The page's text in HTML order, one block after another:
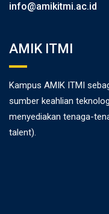
info@amikitmi.ac.id
AMIK ITMI
Kampus AMIK ITMI
sumber keahlian
menyediakan tenaga-
talent).